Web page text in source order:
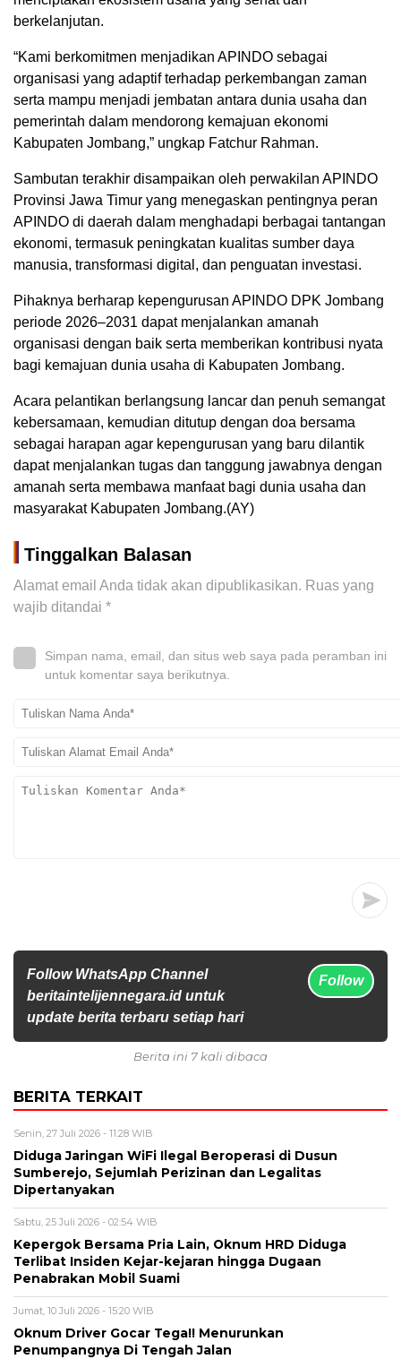
berkelanjutan.
“Kami berkomitmen menjadikan APINDO sebagai
organisasi yang adaptif terhadap perkembangan zaman
serta mampu menjadi jembatan antara dunia usaha dan
pemerintah dalam mendorong kemajuan ekonomi
Kabupaten Jombang,” ungkap Fatchur Rahman.
Sambutan terakhir disampaikan oleh perwakilan APINDO
Provinsi Jawa Timur yang menegaskan pentingnya peran
APINDO di daerah dalam menghadapi berbagai tantangan
ekonomi, termasuk peningkatan kualitas sumber daya
manusia, transformasi digital, dan penguatan investasi.
Pihaknya berharap kepengurusan APINDO DPK Jombang
periode 2026–2031 dapat menjalankan amanah
organisasi dengan baik serta memberikan kontribusi nyata
bagi kemajuan dunia usaha di Kabupaten Jombang.
Acara pelantikan berlangsung lancar dan penuh semangat
kebersamaan, kemudian ditutup dengan doa bersama
sebagai harapan agar kepengurusan yang baru dilantik
dapat menjalankan tugas dan tanggung jawabnya dengan
amanah serta membawa manfaat bagi dunia usaha dan
masyarakat Kabupaten Jombang.(AY)
Tinggalkan Balasan
Alamat email Anda tidak akan dipublikasikan. Ruas yang
wajib ditandai *
Simpan nama, email, dan situs web saya pada peramban ini
untuk komentar saya berikutnya.
Follow WhatsApp Channel
beritaintelijennegara.id untuk
update berita terbaru setiap hari
Follow
Berita ini 7 kali dibaca
BERITA TERKAIT
Senin, 27 Juli 2026 - 11:28 WIB
Diduga Jaringan WiFi Ilegal Beroperasi di Dusun
Sumberejo, Sejumlah Perizinan dan Legalitas
Dipertanyakan
Sabtu, 25 Juli 2026 - 02:54 WIB
Kepergok Bersama Pria Lain, Oknum HRD Diduga
Terlibat Insiden Kejar-kejaran hingga Dugaan
Penabrakan Mobil Suami
Jumat, 10 Juli 2026 - 15:20 WIB
Oknum Driver Gocar Tega!! Menurunkan
Penumpangnya Di Tengah Jalan